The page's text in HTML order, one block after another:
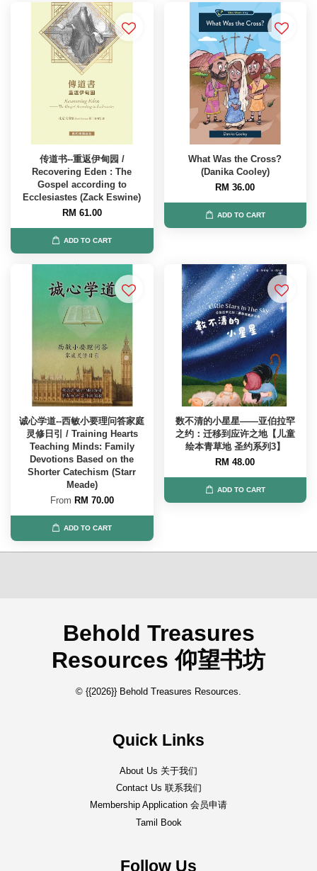
传道书--重返伊甸园 /
Recovering Eden : The
Gospel according to
Ecclesiastes (Zack Eswine)
RM 61.00
ADD TO CART
What Was the Cross?
(Danika Cooley)
RM 36.00
ADD TO CART
诚心学道--西敏小要理问答家庭
灵修日引 / Training Hearts
Teaching Minds: Family
Devotions Based on the
Shorter Catechism (Starr
Meade)
From RM 70.00
ADD TO CART
数不清的小星星——亚伯拉罕
之约：迁移到应许之地【儿童
绘本青草地 圣约系列3】
RM 48.00
ADD TO CART
Behold Treasures
Resources 仰望书坊
© {{2026}} Behold Treasures Resources.
Quick Links
About Us 关于我们
Contact Us 联系我们
Membership Application 会员申请
Tamil Book
Follow Us